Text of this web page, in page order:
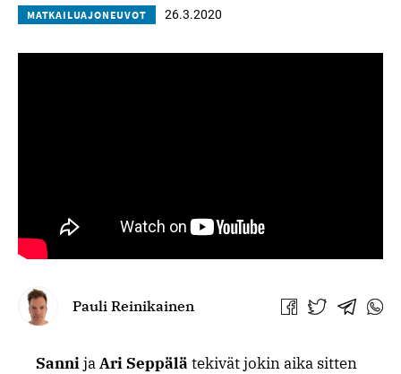
MATKAILUAJONEUVOT 26.3.2020
Pauli Reinikainen
Jaa Jaa Jaa Jaa
SannijaAri Seppälä tekivät jokin aika sitten